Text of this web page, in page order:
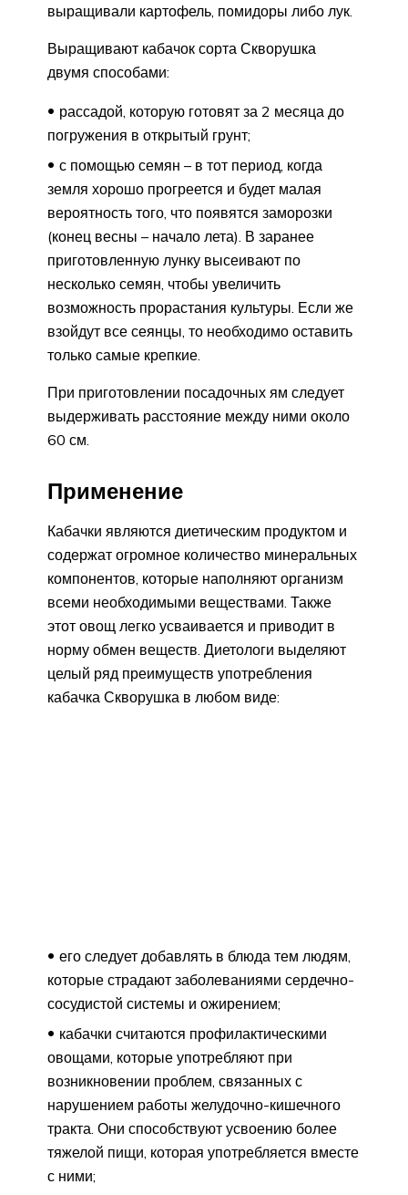
выращивали картофель, помидоры либо лук.
Выращивают кабачок сорта Скворушка
двумя способами:
рассадой, которую готовят за 2 месяца до
погружения в открытый грунт;
с помощью семян – в тот период, когда
земля хорошо прогреется и будет малая
вероятность того, что появятся заморозки
(конец весны – начало лета). В заранее
приготовленную лунку высеивают по
несколько семян, чтобы увеличить
возможность прорастания культуры. Если же
взойдут все сеянцы, то необходимо оставить
только самые крепкие.
При приготовлении посадочных ям следует
выдерживать расстояние между ними около
60 см.
Применение
Кабачки являются диетическим продуктом и
содержат огромное количество минеральных
компонентов, которые наполняют организм
всеми необходимыми веществами. Также
этот овощ легко усваивается и приводит в
норму обмен веществ. Диетологи выделяют
целый ряд преимуществ употребления
кабачка Скворушка в любом виде:
его следует добавлять в блюда тем людям,
которые страдают заболеваниями сердечно-
сосудистой системы и ожирением;
кабачки считаются профилактическими
овощами, которые употребляют при
возникновении проблем, связанных с
нарушением работы желудочно-кишечного
тракта. Они способствуют усвоению более
тяжелой пищи, которая употребляется вместе
с ними;